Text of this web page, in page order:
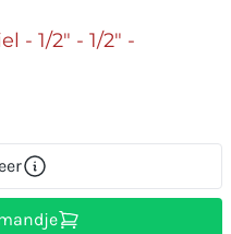
- 1/2" - 1/2" -